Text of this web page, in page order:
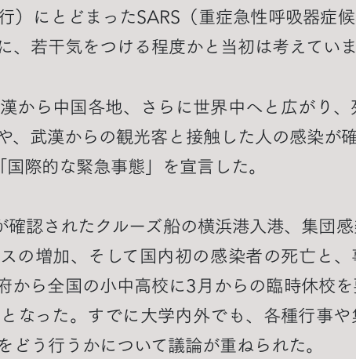
）にとどまったSARS（重症急性呼吸器症
、若干気をつける程度かと当初は考えてい
から中国各地、さらに世界中へと広がり
、武漢からの観光客と接触した人の感染が
際的な緊急事態」を宣言した。
認されたクルーズ船の横浜港入港、集団
の増加、そして国内初の感染者の死亡と
から全国の小中高校に3月からの臨時休校
なった。すでに大学内外でも、各種行事や
う行うかについて議論が重ねられた。